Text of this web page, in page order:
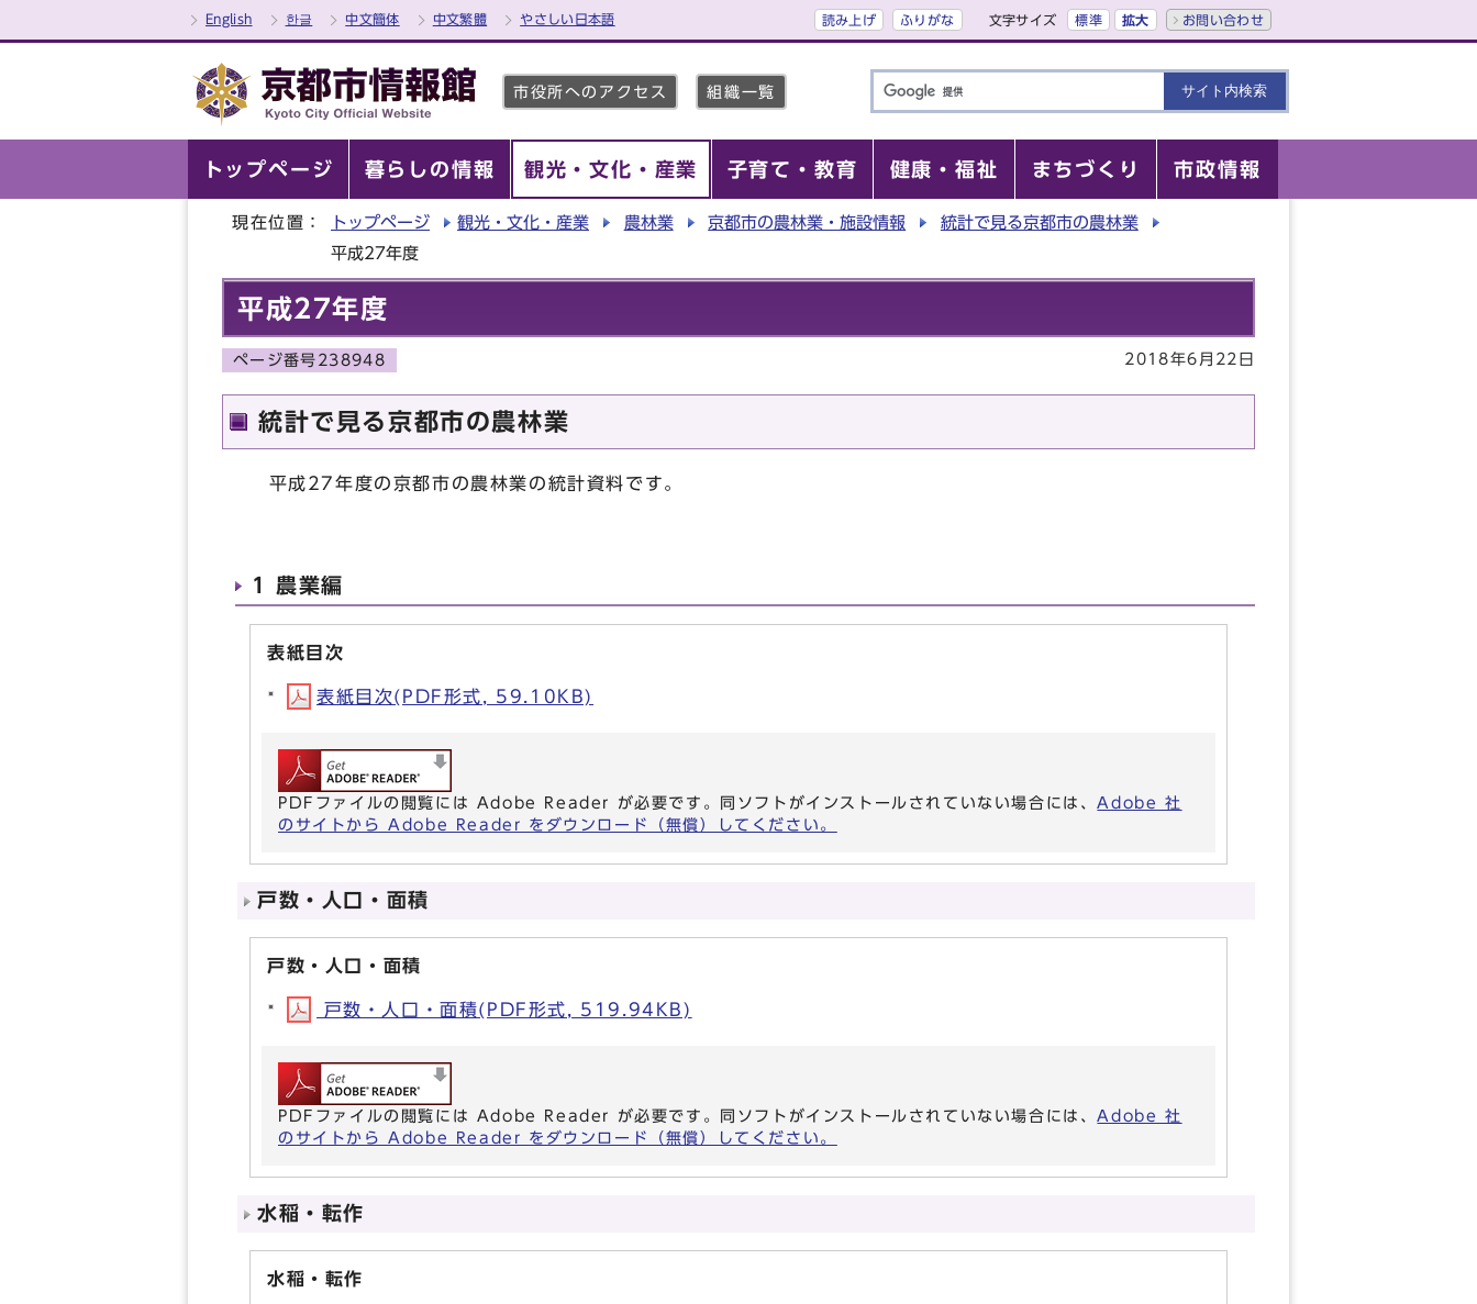
English 한글 中文簡体 中文繁體 やさしい日本語 読み上げ ふりがな 文字サイズ 標準 拡大 お問い合わせ
市役所へのアクセス 組織一覧
トップページ 暮らしの情報 観光・文化・産業 子育て・教育 健康・福祉 まちづくり 市政情報
現在位置： トップページ 観光・文化・産業 農林業 京都市の農林業・施設情報
統計で見る京都市の農林業
平成27年度
平成27年度
ページ番号238948 2018年6月22日
統計で見る京都市の農林業
平成27年度の京都市の農林業の統計資料です。
1 農業編
表紙目次
表紙目次(PDF形式, 59.10KB)
PDFファイルの閲覧には Adobe Reader が必要です。同ソフトがインストールされていない場合には、Adobe 社
のサイトから Adobe Reader をダウンロード（無償）してください。
戸数・人口・面積
戸数・人口・面積
戸数・人口・面積(PDF形式, 519.94KB)
PDFファイルの閲覧には Adobe Reader が必要です。同ソフトがインストールされていない場合には、Adobe 社
のサイトから Adobe Reader をダウンロード（無償）してください。
水稲・転作
水稲・転作